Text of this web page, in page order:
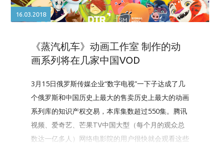
16.03.2018
《蒸汽机车》动画工作室 制作的动
画系列将在几家中国VOD
3月15日俄罗斯传媒企业“数字电视”一下子达成了几
个俄罗斯和中国历史上最大的售卖历史上最大的动画
系列库的知识产权交易，本库集数超过550集。腾讯
视频、爱奇艺、芒果TV中国大型（每个月的观众总
数达一亿多人）网络电影院的用户很快就会观看这些